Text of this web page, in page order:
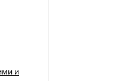
и